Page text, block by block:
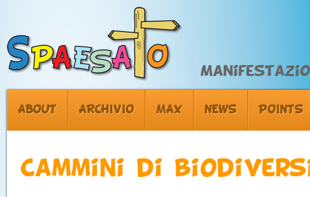
ABOUT ARCHIVIO MAX NEWS POINTS
Cammini di